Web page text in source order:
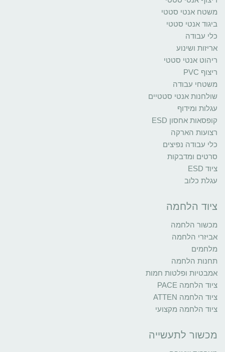
משטח אנטי סטטי
ביגוד אנטי סטטי
כלי עבודה
אריזות ושינוע
ריהוט אנטי סטטי
ריצוף PVC
משטחי עבודה
שולחנות אנטי סטטיים
עגלות ומידוף
קופסאות אחסון ESD
רצועות הארקה
כלי עבודה נפיצים
סרטים ומדבקות
ציוד ESD
עגלת כלוב
ציוד הלחמה
מכשור הלחמה
אביזרי הלחמה
מלחמים
תחנות הלחמה
אמבטיות ופלטות חמות
ציוד הלחמה PACE
ציוד הלחמה ATTEN
ציוד הלחמה מקצועי
מכשור לתעשייה